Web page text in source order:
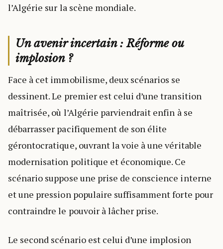
l’Algérie sur la scène mondiale.
Un avenir incertain : Réforme ou
implosion ?
Face à cet immobilisme, deux scénarios se
dessinent. Le premier est celui d’une transition
maîtrisée, où l’Algérie parviendrait enfin à se
débarrasser pacifiquement de son élite
gérontocratique, ouvrant la voie à une véritable
modernisation politique et économique. Ce
scénario suppose une prise de conscience interne
et une pression populaire suffisamment forte pour
contraindre le pouvoir à lâcher prise.
Le second scénario est celui d’une implosion